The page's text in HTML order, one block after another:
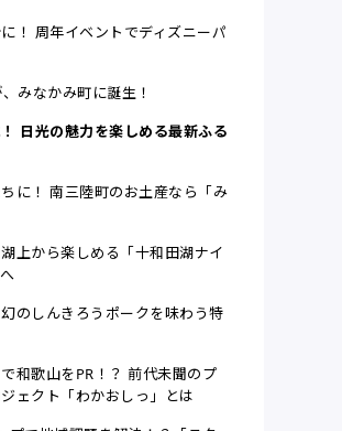
！ 周年イベントでディズニーパ
みなかみ町に誕生！
日光の魅力を楽しめる最新ふる
に！ 南三陸町のお土産なら「み
上から楽しめる「十和田湖ナイ
のしんきろうポークを味わう特
で和歌山をPR！？ 前代未聞のプ
ェクト「わかおしっ」とは